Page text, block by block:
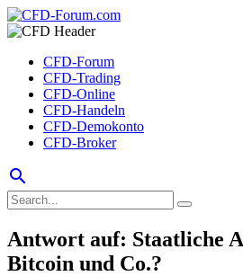
CFD-Forum
CFD-Trading
CFD-Online
CFD-Handeln
CFD-Demokonto
CFD-Broker
search
Antwort auf: Staatliche
Bitcoin und Co.?